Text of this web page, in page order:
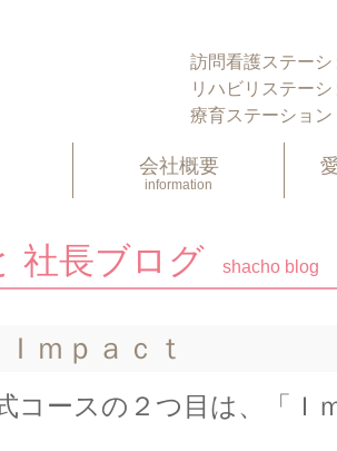
訪問看護ステー
リハビリステー
療育ステーション
会社概要
information
社長ブログ shacho blog
ｍｐａｃｔ
コースの２つ目は、「Ｉ